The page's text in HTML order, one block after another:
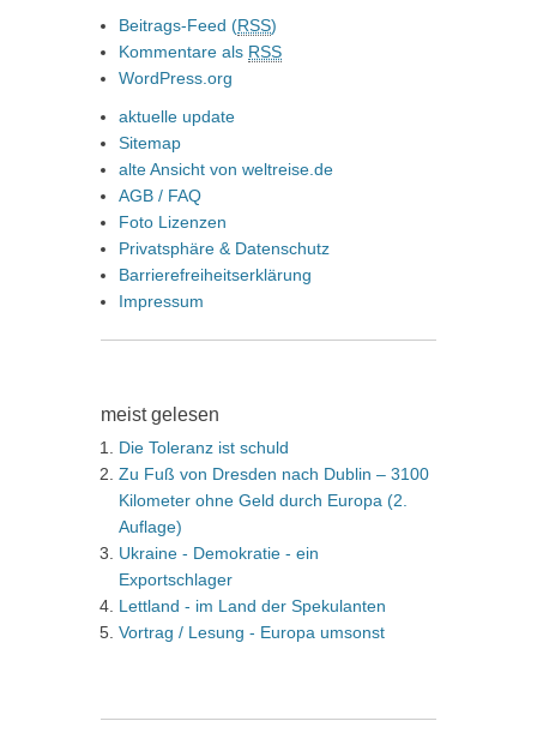
Beitrags-Feed (RSS)
Kommentare als RSS
WordPress.org
aktuelle update
Sitemap
alte Ansicht von weltreise.de
AGB / FAQ
Foto Lizenzen
Privatsphäre & Datenschutz
Barrierefreiheitserklärung
Impressum
meist gelesen
Die Toleranz ist schuld
Zu Fuß von Dresden nach Dublin – 3100
Kilometer ohne Geld durch Europa (2.
Auflage)
Ukraine - Demokratie - ein
Exportschlager
Lettland - im Land der Spekulanten
Vortrag / Lesung - Europa umsonst